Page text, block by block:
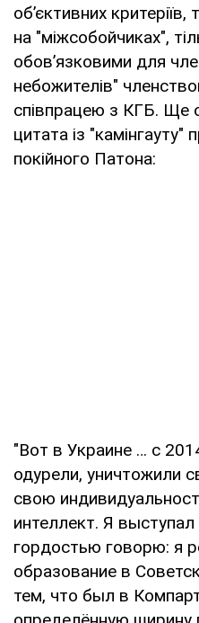
об’єктивних
на "міжсобойчиках",
обов’язковими для
небожителів"
співпрацею з КГБ. Ще
цитата із "камінгауту"
покійного Патона:
"Вот в Украине … с
одурели, уничтожили
свою
интеллект. Я
гордостью говорю: я
образование в
тем, что был в